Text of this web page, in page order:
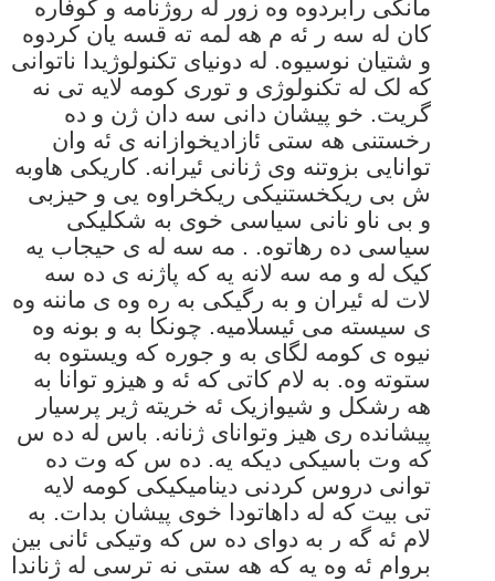
مانگی رابردوه وه زور له روژنامه و گوفاره
کان له سه ر ئه م هه لمه ته قسه یان کردوه
و شتیان نوسیوه. له دونیای تکنولوژیدا ناتوانی
که لک له تکنولوژی و توری کومه لایه تی نه
گریت. خو پیشان دانی سه دان ژن و ده
رخستنی هه ستی ئازادیخوازانه ی ئه وان
توانایی بزوتنه وی ژنانی ئیرانه. کاریکی هاوبه
ش بی ریکخستنیکی ریکخراوه یی و حیزبی
و بی ناو نانی سیاسی خوی به شکلیکی
سیاسی ده رهاتوه. . مه سه له ی حیجاب یه
کیک له و مه سه لانه یه که پاژنه ی ده سه
لات له ئیران و به رگیکی به ره وه ی ماننه وه
ی سیسته می ئیسلامیه. چونکا به و بونه وه
نیوه ی کومه لگای به و جوره که ویستوه به
ستوته وه. به لام کاتی که ئه و هیزو توانا به
هه رشکل و شیوازیک ئه خریته ژیر پرسیار
پیشانده ری هیز وتوانای ژنانه. باس له ده س
که وت باسیکی دیکه یه. ده س که وت ده
توانی دروس کردنی دینامیکیکی کومه لایه
تی بیت که له داهاتودا خوی پیشان بدات. به
لام ئه گه ر به دوای ده س که وتیکی ئانی بین
بروام ئه وه یه که هه ستی نه ترسی له ژناندا